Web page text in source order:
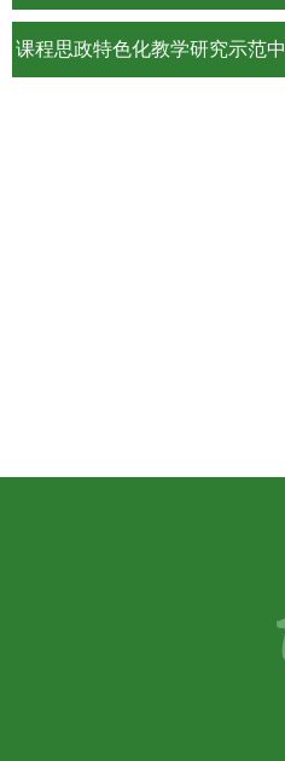
课程思政特色化教学研究示范中